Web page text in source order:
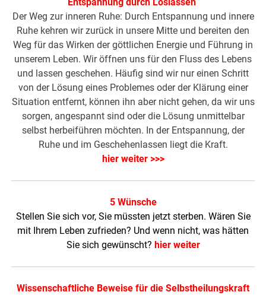
Der Weg zur inneren Ruhe: Durch Entspannung und innere
Ruhe kehren wir zurück in unsere Mitte und bereiten den
Weg für das Wirken der göttlichen Energie und Führung in
unserem Leben. Wir öffnen uns für den Fluss des Lebens
und lassen geschehen. Häufig sind wir nur einen Schritt
von der Lösung eines Problemes oder der Klärung einer
Situation entfernt, können ihn aber nicht gehen, da wir uns
sorgen, angespannt sind oder die Lösung unmittelbar
selbst herbeiführen möchten. In der Entspannung, der
Ruhe und im Geschehenlassen liegt die Kraft.
hier weiter >>>
5 Wünsche
Stellen Sie sich vor, Sie müssten jetzt sterben. Wären Sie
mit Ihrem Leben zufrieden? Und wenn nicht, was hätten
Sie sich gewünscht? hier weiter
Wissenschaftliche Beweise für die Selbstheilungskraft